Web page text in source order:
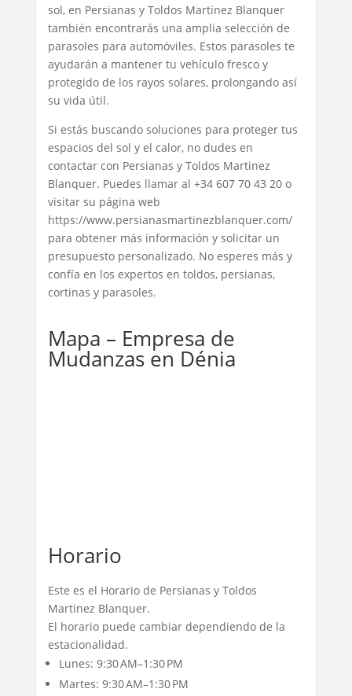
sol, en Persianas y Toldos Martinez Blanquer
también encontrarás una amplia selección de
parasoles para automóviles. Estos parasoles te
ayudarán a mantener tu vehículo fresco y
protegido de los rayos solares, prolongando así
su vida útil.
Si estás buscando soluciones para proteger tus
espacios del sol y el calor, no dudes en
contactar con Persianas y Toldos Martinez
Blanquer. Puedes llamar al +34 607 70 43 20 o
visitar su página web
https://www.persianasmartinezblanquer.com/
para obtener más información y solicitar un
presupuesto personalizado. No esperes más y
confía en los expertos en toldos, persianas,
cortinas y parasoles.
Mapa – Empresa de
Mudanzas en Dénia
Horario
Este es el Horario de Persianas y Toldos
Martinez Blanquer.
El horario puede cambiar dependiendo de la
estacionalidad.
Lunes: 9:30 AM–1:30 PM
Martes: 9:30 AM–1:30 PM